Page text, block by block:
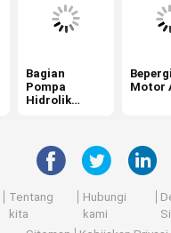
Pusat Excavator
Hidrolik
Bagian
Pompa
Hidrolik
Motor
Tentang
kita
Hubungi
kami